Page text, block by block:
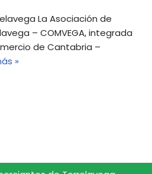
La Asociación de
– COMVEGA, integrada
de Cantabria –
»